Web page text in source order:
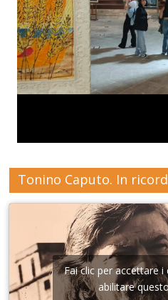
Tonino Caputo. In
Fai clic per accettare
abilitare